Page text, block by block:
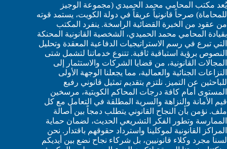
يُعد مكتب المحامي محمد الحميدي (مجموعة الوجيز
للمحاماة) صرحاً قانونياً عريقاً في دولة الكويت، يستمد قوته
من عقود من الخبرة القضائية الراسخة. ينفرد المكتب
بقيادة المحامي محمد الحميدي، الشخصية القانونية المحنكة
التي تبرع في رسم الاستراتيجيات الدفاعية المعقدة وتحليل
النصوص برؤية استباقية ثاقبة. تتنوع خدماتنا لتشمل شتى
المجالات القانونية، من قضايا الشركات والاستثمار إلى
النزاعات الجنائية والعمالية، مما يجعلنا الوجهة الأولى
للباحثين عن التميز. نلتزم بتقديم تمثيل قانوني رفيع
المستوى أمام كافة درجات المحاكم الكويتية، مرسخين
قيم الأمانة والنزاهة والسرية المطلقة في التعامل مع كل
ملف. نؤمن بأن النجاح القانوني يتطلب دمجاً بين أصالة
الممارسة وتطور الفكر التشريعي الحديث، لضمان حماية
المراكز القانونية لموكلينا واسترداد حقوقهم باقتدار. نحن
لسنا مجرد وكلاء قانونيين، بل شركاء نجاح نضع بين أيديكم